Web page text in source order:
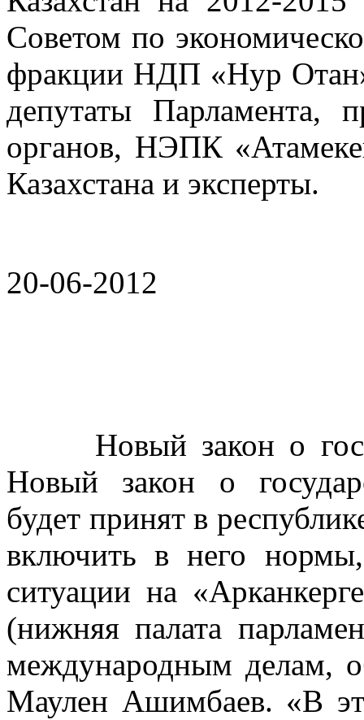
Советом по
фракции НДП «Нур
депутаты Парламента,
органов, НЭПК
Казахстана и эксперты.
20-06-2012
Новый закон о
Новый закон о
будет принят в
включить в него
ситуации на
(нижняя палата
международным делам,
Маулен Ашимбаев. «В